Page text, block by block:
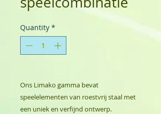
Quantity *
Ons Limako gamma bevat
speelelementen van roestvrij staal met
een uniek en verfijnd ontwerp.